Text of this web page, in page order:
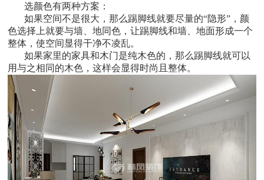
选颜色有两种方案：
如果空间不是很大，那么踢脚线就要尽量的“隐形”，颜
色选择上就要与墙、地同色，让踢脚线和墙、地面形成一个
整体，使空间显得干净不凌乱。
如果家里的家具和木门是纯木色的，那么踢脚线就可以
用与之相同的木色，这样会显得时尚且整体。